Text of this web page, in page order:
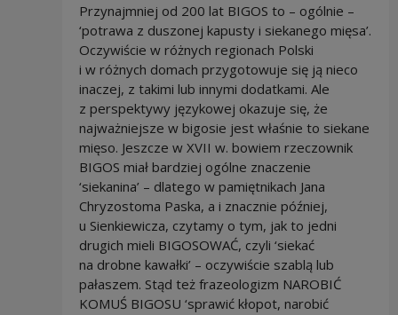
Przynajmniej od 200 lat BIGOS to – ogólnie –
‘potrawa z duszonej kapusty i siekanego mięsa’.
Oczywiście w różnych regionach Polski
i w różnych domach przygotowuje się ją nieco
inaczej, z takimi lub innymi dodatkami. Ale
z perspektywy językowej okazuje się, że
najważniejsze w bigosie jest właśnie to siekane
mięso. Jeszcze w XVII w. bowiem rzeczownik
BIGOS miał bardziej ogólne znaczenie
‘siekanina’ – dlatego w pamiętnikach Jana
Chryzostoma Paska, a i znacznie później,
u Sienkiewicza, czytamy o tym, jak to jedni
drugich mieli BIGOSOWAĆ, czyli ‘siekać
na drobne kawałki’ – oczywiście szablą lub
pałaszem. Stąd też frazeologizm NAROBIĆ
KOMUŚ BIGOSU ‘sprawić kłopot, narobić